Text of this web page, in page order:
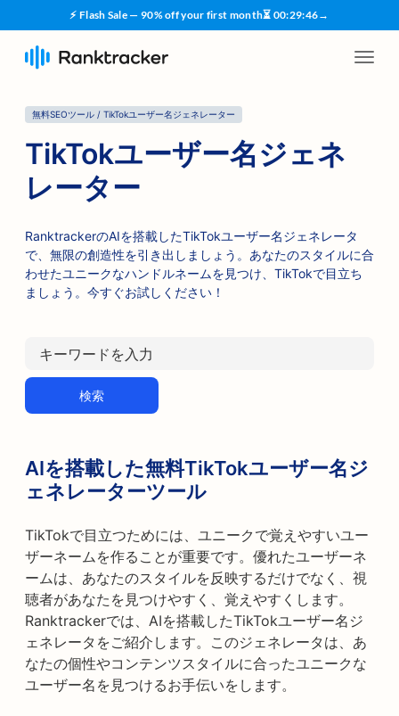
⚡ Flash Sale — 90% off your first month⏳ 00:29:45→
無料SEOツール / TikTokユーザー名ジェネレーター
TikTokユーザー名ジェネ
レーター
RanktrackerのAIを搭載したTikTokユーザー名ジェネレータ
で、無限の創造性を引き出しましょう。あなたのスタイルに合
わせたユニークなハンドルネームを見つけ、TikTokで目立ち
ましょう。今すぐお試しください！
検索
AIを搭載した無料TikTokユーザー名ジ
ェネレーターツール
TikTokで目立つためには、ユニークで覚えやすいユー
ザーネームを作ることが重要です。優れたユーザーネ
ームは、あなたのスタイルを反映するだけでなく、視
聴者があなたを見つけやすく、覚えやすくします。
Ranktrackerでは、AIを搭載したTikTokユーザー名ジ
ェネレータをご紹介します。このジェネレータは、あ
なたの個性やコンテンツスタイルに合ったユニークな
ユーザー名を見つけるお手伝いをします。